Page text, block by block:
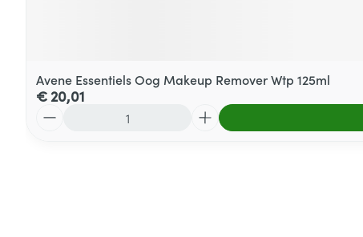
Avene Essentiels Oog Makeup Remover Wtp 125ml
€ 20,01